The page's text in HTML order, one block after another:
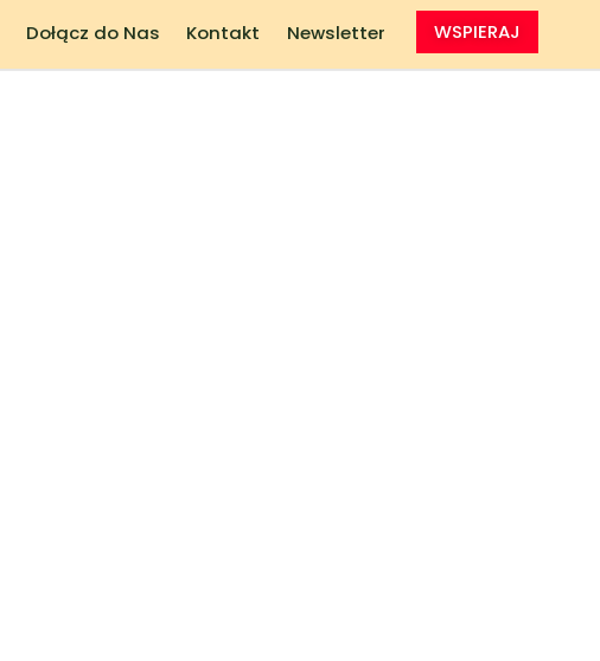
Dołącz do Nas Kontakt Newsletter WSPIERAJ